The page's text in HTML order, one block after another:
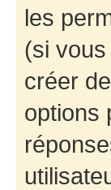
les
(si
créer
options